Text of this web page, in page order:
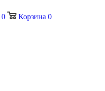
0 Корзина 0